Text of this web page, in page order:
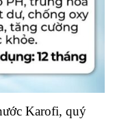
Karofi, quý